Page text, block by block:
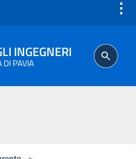
⋮
INGEGNERI
DI PAVIA